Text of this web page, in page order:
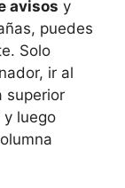
avisos y
puedes
Solo
ir al
superior
y luego